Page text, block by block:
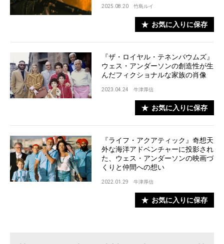
2025.08.20 竹島ルイ
お気に入りに保存
『ザ・ロイヤル・テネンバウムズ』
ウェス・アンダーソンの創造性が生
んだフィクショナルな家族の肖像
2023.04.24 牛津厚信
お気に入りに保存
『ライフ・アクアティック』奇想天
外な海洋アドベンチャーに投影され
た、ウェス・アンダーソンの映画づ
くりと仲間への想い
2022.01.29 牛津厚信
お気に入りに保存